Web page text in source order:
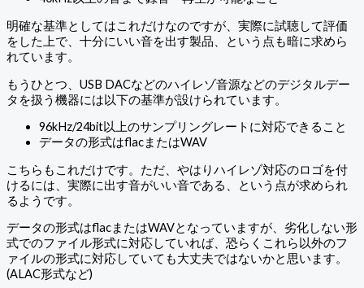
明確な基準としてはこれだけなのですが、実際に試聴して評価
をした上で、十分にいい音を出す製品、という点も暗に求めら
れています。
もうひとつ、USB DACなどのハイレゾ音源などのデジタルデー
タを扱う機器には以下の基準が設けられています。
96kHz/24bit以上のサンプリングレートに対応できること
データの形式はflacまたはWAV
こちらもこれだけです。ただ、やはりハイレゾ対応のロゴを付
けるには、実際に出す音がいい音である、という点が求められ
るようです。
データの形式はflacまたはWAVとなっていますが、劣化しない形
式でのファイル形式に対応していれば、恐らくこれら以外のフ
ァイルの形式に対応していても大丈夫ではないかと思います。
(ALAC形式など)